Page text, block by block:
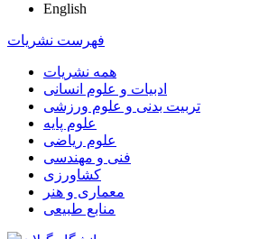
English
فهرست نشریات
همه نشریات
ادبیات و علوم انسانی
تربیت بدنی و علوم ورزشی
علوم پایه
علوم ریاضی
فنی و مهندسی
کشاورزی
معماری و هنر
منابع طبیعی